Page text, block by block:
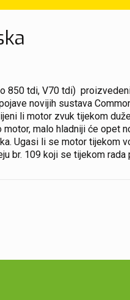
850 tdi, V70 tdi)
novijih sustava
li motor zvuk tijekom
malo hladniji će
Ugasi li se motor tijekom
br. 109 koji se tijekom